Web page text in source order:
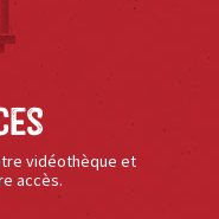
vidéothèque et
accès.